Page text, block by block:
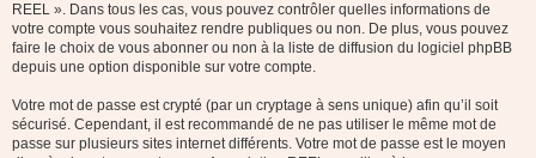
REEL ». Dans tous les cas, vous pouvez contrôler quelles informations de
votre compte vous souhaitez rendre publiques ou non. De plus, vous pouvez
faire le choix de vous abonner ou non à la liste de diffusion du logiciel phpBB
depuis une option disponible sur votre compte.
Votre mot de passe est crypté (par un cryptage à sens unique) afin qu’il soit
sécurisé. Cependant, il est recommandé de ne pas utiliser le même mot de
passe sur plusieurs sites internet différents. Votre mot de passe est le moyen